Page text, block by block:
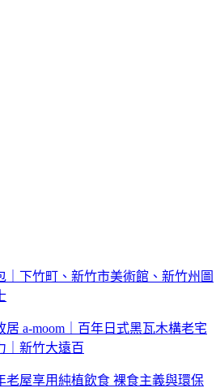
｜下竹町、新竹市美術館、新竹州圖
a-moom｜百年日式黑瓦木構老宅
｜新竹大遠百
屋享用純植飲食 裸食主義與環保